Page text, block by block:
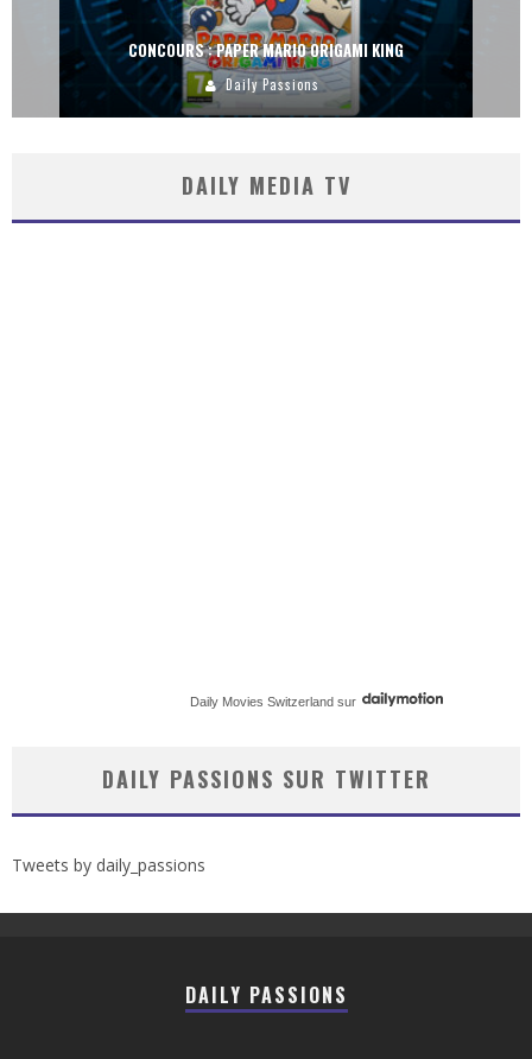
CONCOURS : PAPER MARIO ORIGAMI KING
Daily Passions
DAILY MEDIA TV
Daily Movies Switzerland sur
DAILY PASSIONS SUR TWITTER
Tweets by daily_passions
DAILY PASSIONS